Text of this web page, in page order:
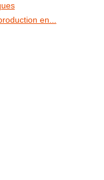
en...